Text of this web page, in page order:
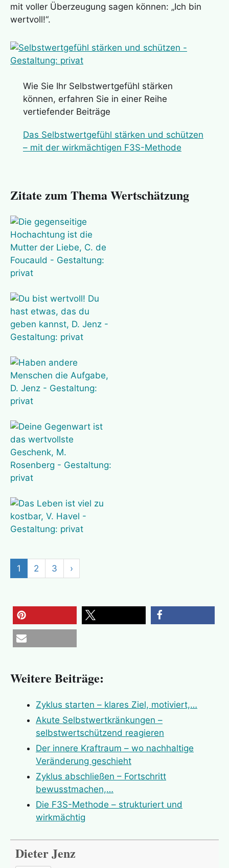
mit voller Überzeugung sagen können: „Ich bin
wertvoll!“.
Wie Sie Ihr Selbstwertgefühl stärken
können, erfahren Sie in einer Reihe
vertiefender Beiträge
Das Selbstwertgefühl stärken und schützen
– mit der wirkmächtigen F3S-Methode
Zitate zum Thema Wertschätzung
1 2 3 ›
merken
Weitere Beiträge:
Zyklus starten – klares Ziel, motiviert,…
Akute Selbstwertkränkungen –
selbstwertschützend reagieren
Der innere Kraftraum – wo nachhaltige
Veränderung geschieht
Zyklus abschließen – Fortschritt
bewusstmachen,…
Die F3S-Methode – strukturiert und
wirkmächtig
Dieter Jenz